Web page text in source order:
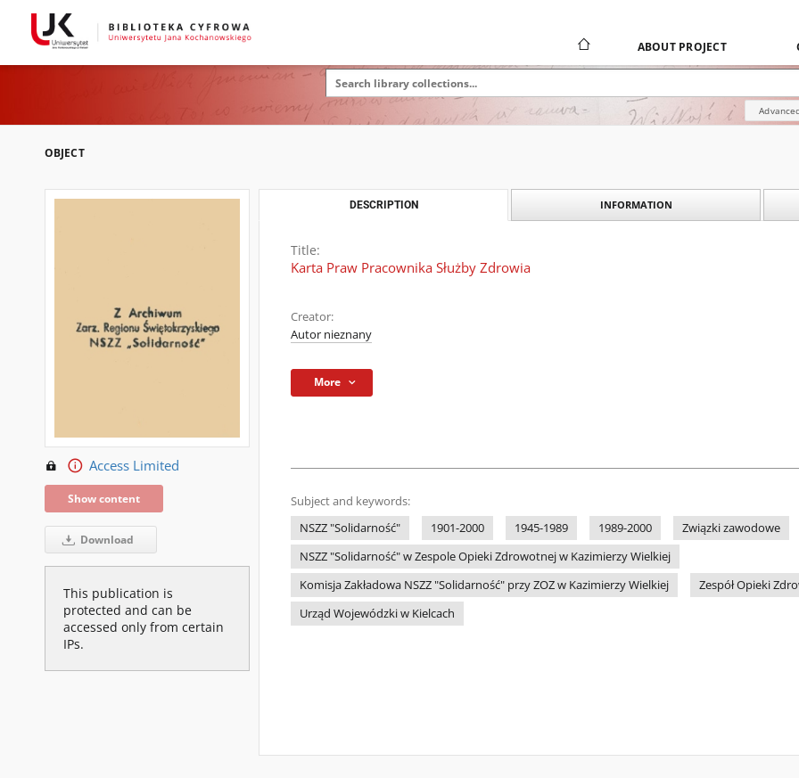
ABOUT PROJECT
OBJECT
Access Limited
Show content
Download
This publication is
protected and can be
accessed only from certain
IPs.
DESCRIPTION INFORMATION
Title:
Karta Praw Pracownika Służby Zdrowia
Creator:
Autor nieznany
More
Subject and keywords:
NSZZ "Solidarność"
1901-2000 1945-1989 1989-2000
Związki zawodowe
NSZZ "Solidarność" w Zespole Opieki Zdrowotnej w Kazimierzy Wielkiej
Komisja Zakładowa NSZZ "Solidarność" przy ZOZ w Kazimierzy Wielkiej
Zespół Opieki
Urząd Wojewódzki w Kielcach